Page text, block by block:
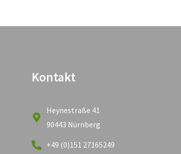
Kontakt
Heynestraße 41
90443 Nürnberg
+49 (0)151 27165249